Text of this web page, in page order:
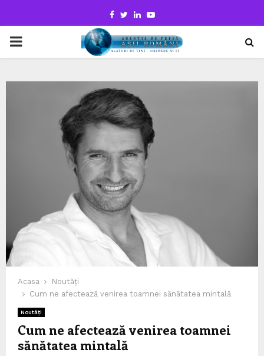
Facebook
TwitterLinkedinYoutube
PRIMARY
Acasa
Noutăți
Cum ne afectează venirea toamnei sănătatea mintală
Noutăți
Cum ne afectează venirea toamnei
sănătatea mintală